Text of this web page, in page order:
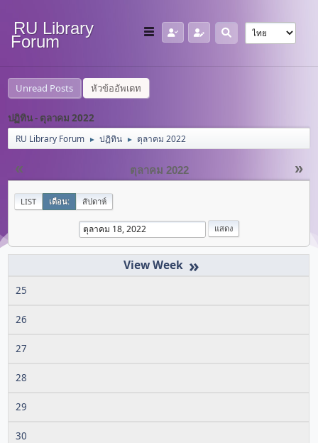
RU Library
Forum
Unread Posts หัวข้ออัพเดท
ปฏิทิน - ตุลาคม 2022
RU Library Forum ► ปฏิทิน ► ตุลาคม 2022
« »
ตุลาคม 2022
LIST เดือน: สัปดาห์
»
25
26
27
28
29
30